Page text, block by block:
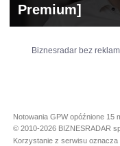
Premium]
Biznesradar bez
Notowania GPW opóźnione 15
© 2010-2026 BIZNESRADAR
Korzystanie z serwisu oznacza